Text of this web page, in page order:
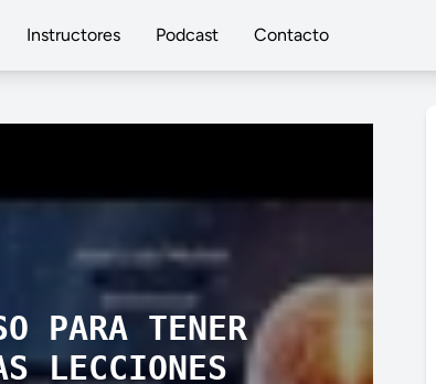
Instructores Podcast Contacto
PARA TENER
LECCIONES